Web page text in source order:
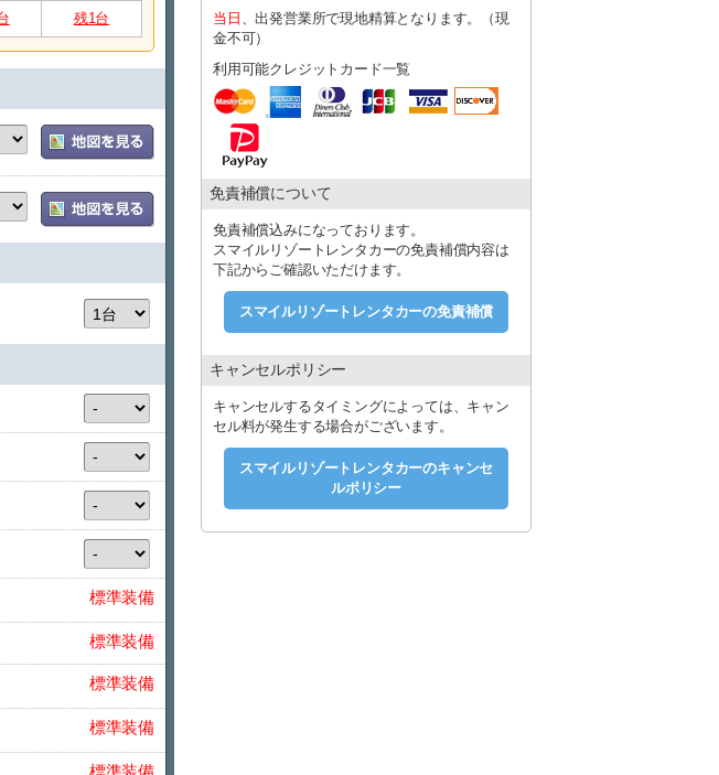
・時間指定制】です
先着順でのご案内となります
2時間前まで】にお願いいたします
時までにご予約をお願いします。
変更はできかねます。（※飛行機遅延の場合は、必ず店舗にご連絡くださ
候等により、送迎対応が難しい場合がございます。その際は店舗よりご連絡
お越しになるお客様は、タクシー代キャッシュバック（上限１，０００円）
は、領収書を必ず店舗スタッフへお渡しください。
ニアシート
償については、
説明いたします。
希望に応じてご加入いただけます。
記の手数料を申し受けます。
残1台
標準装備
標準装備
標準装備
標準装備
標準装備
当日 、出発営業所で現地精算となります。（現
金不可）
利用可能クレジットカード一覧
免責補償について
免責補償込みになっております。
スマイルリゾートレンタカーの免責補償内容は
下記からご確認いただけます。
スマイルリゾートレンタカーの免責補償
キャンセルポリシー
キャンセルするタイミングによっては、キャン
セル料が発生する場合がございます。
スマイルリゾートレンタカーのキャンセ
ルポリシー